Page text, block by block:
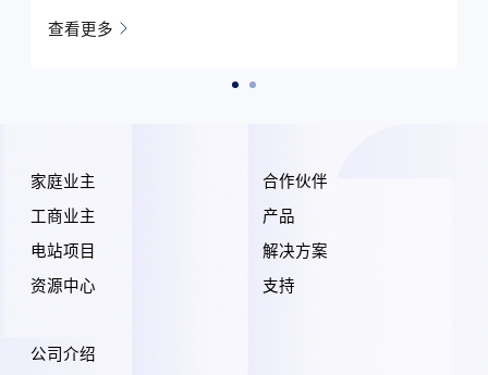
查看更多
家庭业主
工商业主
电站项目
资源中心
合作伙伴
产品
解决方案
支持
公司介绍